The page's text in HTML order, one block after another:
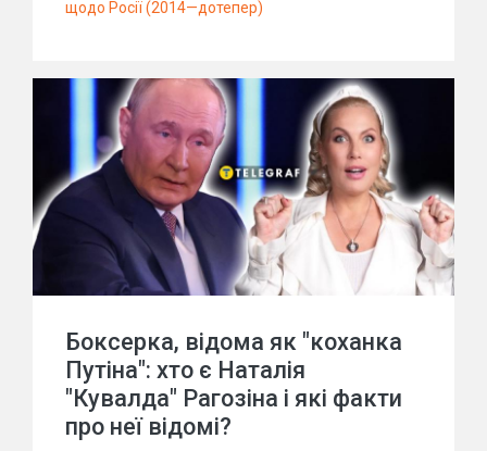
щодо Росії (2014—дотепер)
Боксерка, відома як "коханка
Путіна": хто є Наталія
"Кувалда" Рагозіна і які факти
про неї відомі?